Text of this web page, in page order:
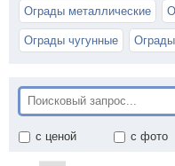
Ограды металлические
Ограды чугунные
с ценой с фото